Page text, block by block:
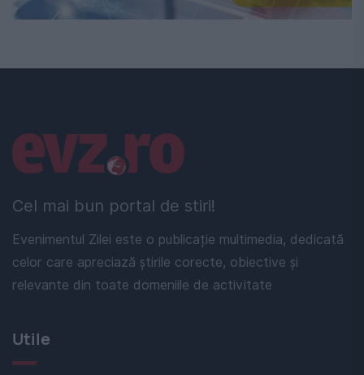
Cel mai bun portal de stiri!
Evenimentul Zilei este o publicație multimedia, dedicată
celor care apreciază știrile corecte, obiective și
relevante din toate domeniile de activitate
Linkuri utile
Utile